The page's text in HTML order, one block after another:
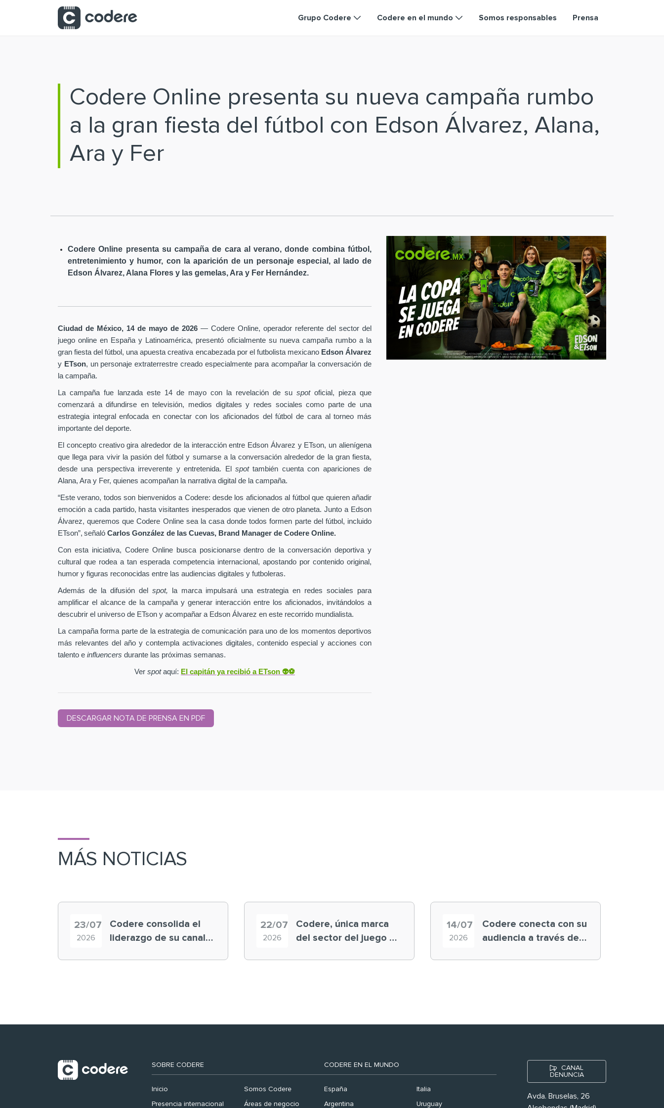
Saltar al contenido principal
Grupo Codere Codere en el mundo Somos responsables Prensa
Codere Online presenta su nueva campaña rumbo
a la gran fiesta del fútbol con Edson Álvarez, Alana,
Ara y Fer
Codere Online presenta su campaña de cara al verano, donde combina fútbol,
entretenimiento y humor, con la aparición de un personaje especial, al lado de
Edson Álvarez, Alana Flores y las gemelas, Ara y Fer Hernández.
Ciudad de México, 14 de mayo de 2026 — Codere Online, operador referente del sector del
juego online en España y Latinoamérica, presentó oficialmente su nueva campaña rumbo a la
gran fiesta del fútbol, una apuesta creativa encabezada por el futbolista mexicano Edson Álvarez
y ETson, un personaje extraterrestre creado especialmente para acompañar la conversación de
la campaña.
La campaña fue lanzada este 14 de mayo con la revelación de su spot oficial, pieza que
comenzará a difundirse en televisión, medios digitales y redes sociales como parte de una
estrategia integral enfocada en conectar con los aficionados del fútbol de cara al torneo más
importante del deporte.
El concepto creativo gira alrededor de la interacción entre Edson Álvarez y ETson, un alienígena
que llega para vivir la pasión del fútbol y sumarse a la conversación alrededor de la gran fiesta,
desde una perspectiva irreverente y entretenida. El spottambién cuenta con apariciones de
Alana, Ara y Fer, quienes acompañan la narrativa digital de la campaña.
“Este verano, todos son bienvenidos a Codere: desde los aficionados al fútbol que quieren añadir
emoción a cada partido, hasta visitantes inesperados que vienen de otro planeta. Junto a Edson
Álvarez, queremos que Codere Online sea la casa donde todos formen parte del fútbol, incluido
ETson”, señaló Carlos González de las Cuevas, Brand Manager de Codere Online.
Con esta iniciativa, Codere Online busca posicionarse dentro de la conversación deportiva y
cultural que rodea a tan esperada competencia internacional, apostando por contenido original,
humor y figuras reconocidas entre las audiencias digitales y futboleras.
Además de la difusión del spot,
la marca impulsará una estrategia en redes sociales para
amplificar el alcance de la campaña y generar interacción entre los aficionados, invitándolos a
descubrir el universo de ETson y acompañar a Edson Álvarez en este recorrido mundialista.
La campaña forma parte de la estrategia de comunicación para uno de los momentos deportivos
más relevantes del año y contempla activaciones digitales, contenido especial y acciones con
talento e influencers durante las próximas semanas.
Ver spotaquí: El capitán ya recibió a ETson 👽⚽️
DESCARGAR NOTA DE PRENSA EN PDF
MÁS NOTICIAS
23/07
2026
Codere consolida el
liderazgo de su canal
22/07
2026
Codere, única marca
del sector del juego en
14/07
2026
Codere conecta con su
audiencia a través de
SOBRE CODERE
Inicio Somos Codere
Presencia internacional Áreas de negocio
CODERE EN EL MUNDO
España Italia
Argentina Uruguay
CANAL
DENUNCIA
Avda. Bruselas, 26